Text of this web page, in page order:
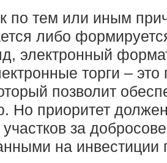
по тем или иным
либо
электронный
торги – это
позволит
Но приоритет
за
на инвестиции